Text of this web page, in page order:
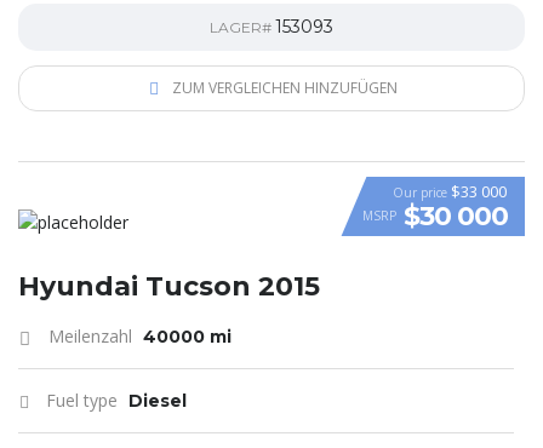
LAGER# 153093
ZUM VERGLEICHEN HINZUFÜGEN
VIDEO
Our price $33 000
MSRP $30 000
Hyundai Tucson 2015
Meilenzahl 40000 mi
Fuel type Diesel